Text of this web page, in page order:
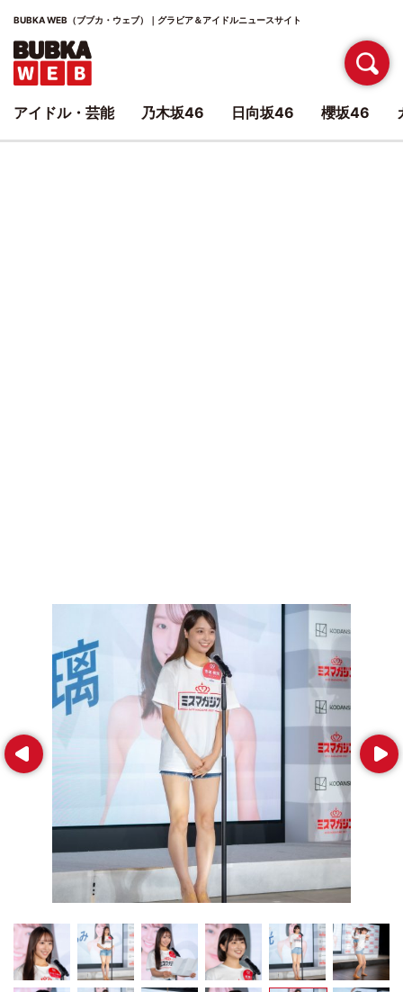
BUBKA WEB（ブブカ・ウェブ）｜グラビア＆アイドルニュースサイト
Prev Next
アイドル・芸能 乃木坂46 日向坂46 櫻坂46